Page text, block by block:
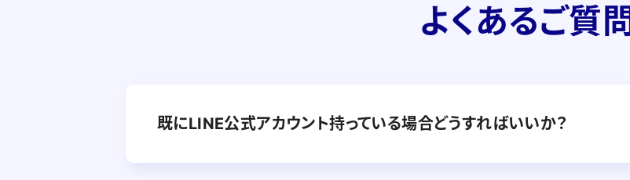
よくあるご質問
既にLINE公式アカウント持っている場合どうすればいいか？